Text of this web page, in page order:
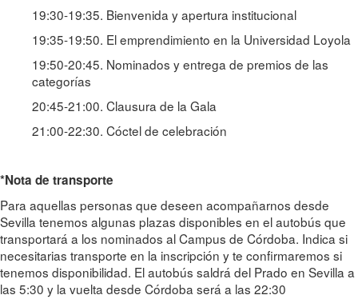
19:30-19:35. Bienvenida y apertura institucional
19:35-19:50. El emprendimiento en la Universidad Loyola
19:50-20:45. Nominados y entrega de premios de las
categorías
20:45-21:00. Clausura de la Gala
21:00-22:30. Cóctel de celebración
*Nota de transporte
Para aquellas personas que deseen acompañarnos desde
Sevilla tenemos algunas plazas disponibles en el autobús que
transportará a los nominados al Campus de Córdoba. Indica si
necesitarias transporte en la inscripción y te confirmaremos si
tenemos disponibilidad. El autobús saldrá del Prado en Sevilla a
las 5:30 y la vuelta desde Córdoba será a las 22:30